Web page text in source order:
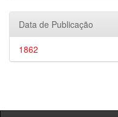
Data de Publicação
1862